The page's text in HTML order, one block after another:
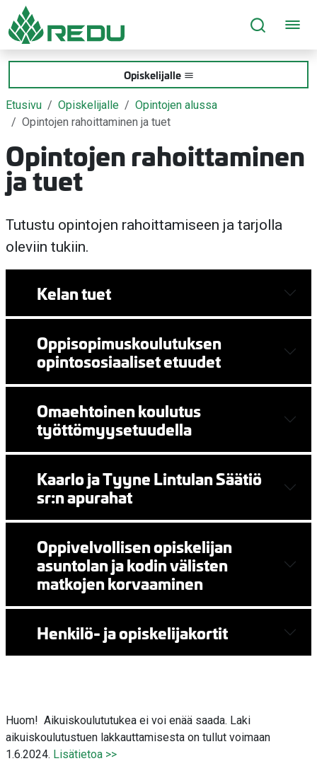
Siirry sivusisältöön
Opiskelijalle
Etusivu Opiskelijalle
Opintojen alussa
Opintojen rahoittaminen ja tuet
Opintojen rahoittaminen
ja tuet
Tutustu opintojen rahoittamiseen ja tarjolla
oleviin tukiin.
Kelan tuet
Oppisopimuskoulutuksen
opintososiaaliset etuudet
Omaehtoinen koulutus
työttömyysetuudella
Kaarlo ja Tyyne Lintulan Säätiö
sr:n apurahat
Oppivelvollisen opiskelijan
asuntolan ja kodin välisten
matkojen korvaaminen
Henkilö- ja opiskelijakortit
Huom! Aikuiskoulututukea ei voi enää saada. Laki
aikuiskoulutustuen lakkauttamisesta on tullut voimaan
1.6.2024. Lisätietoa >>